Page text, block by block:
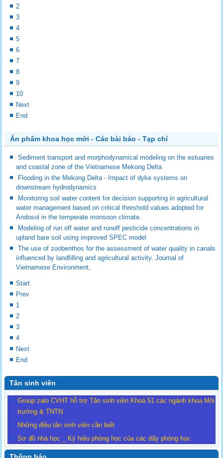
2
3
4
5
6
7
8
9
10
Next
End
Ấn phẩm khoa học mới - Các bài báo - Tạp chí
Sediment transport and morphodynamical modeling on the estuaries
and coastal zone of the Vietnamese Mekong Delta
Flooding in the Mekong Delta - Impact of dyke systems on
downstream hydrodynamics
Monitoring soil water content for decision supporting in agricultural
water management based on critical threshold values adopted for
Andosol in the temperate monsoon climate.
Modeling of run off water and runoff pesticide concentrations in
upland bare soil using improved SPEC model
The use of zoobenthos for the assessment of water quality in canals
influenced by landfilling and agricultural activity. Journal of
Vietnamese Environment,
Start
Prev
1
2
3
4
Next
End
Tân sinh viên
Group zalo CVHT hỗ trợ Tân sinh viên Khoá 51 các ngành khoa Môi
trường & TNTN
Những điều tân sinh viên cần biết
Sơ đồ nhà học _ Ký hiệu phòng học của các dãy phòng học